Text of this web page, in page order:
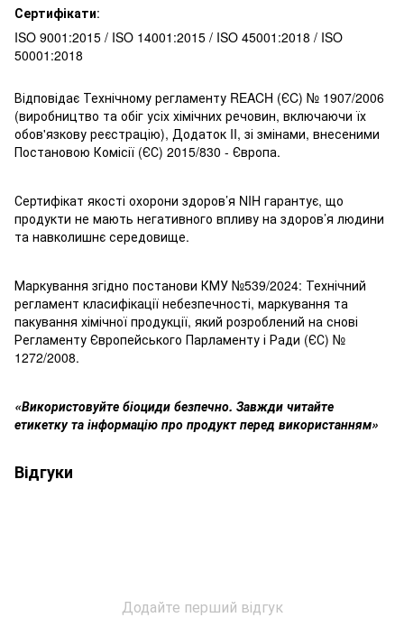
Сертифікати:
ISO 9001:2015 / ISO 14001:2015 / ISO 45001:2018 / ISO
50001:2018
Відповідає Технічному регламенту REACH (ЄC) № 1907/2006
(виробництво та обіг усіх хімічних речовин, включаючи їх
обов'язкову реєстрацію), Додаток II, зі змінами, внесеними
Постановою Комісії (ЄС) 2015/830 - Європа.
Сертифікат якості охорони здоров’я NIH гарантує, що
продукти не мають негативного впливу на здоров’я людини
та навколишнє середовище.
Маркування згідно постанови КМУ №539/2024: Технічний
регламент класифікації небезпечності, маркування та
пакування хімічної продукції, який розроблений на снові
Регламенту Європейського Парламенту і Ради (ЄС) №
1272/2008.
«Використовуйте біоциди безпечно. Завжди читайте
етикетку та інформацію про продукт перед використанням»
Відгуки
Додайте перший відгук